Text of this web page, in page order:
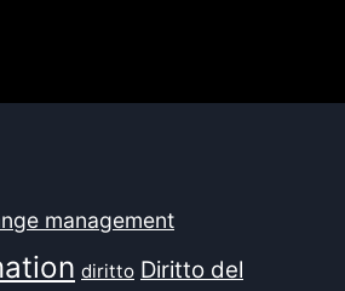
management
diritto Diritto del